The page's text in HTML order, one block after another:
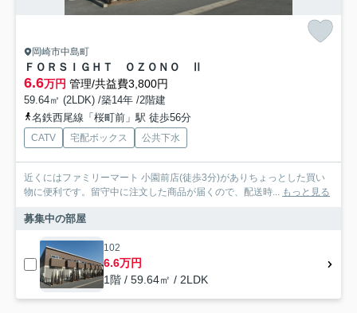
岡崎市中島町
ＦＯＲＳＩＧＨＴ ＯＺＯＮＯ Ⅱ
6.6万円 管理/共益費3,800円
59.64㎡ (2LDK) /築14年 /2階建
名鉄西尾線「桜町前」駅 徒歩56分
CATV 宅配ボックス 公共下水
近くにはファミリーマート 小園前店(徒歩3分)がありちょっとした買い
物に便利です。留守中に注文した商品が届くので、配送時... もっと見る
募集中の部屋
102
6.6万円
1階 / 59.64㎡ / 2LDK